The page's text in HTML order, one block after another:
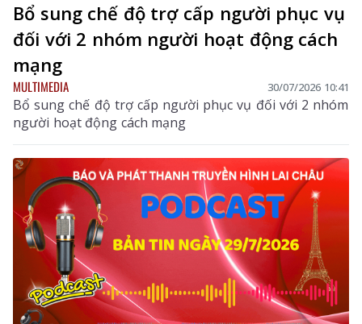
Bổ sung chế độ trợ cấp người phục vụ
đối với 2 nhóm người hoạt động cách
mạng
MULTIMEDIA 30/07/2026 10:41
Bổ sung chế độ trợ cấp người phục vụ đối với 2 nhóm
người hoạt động cách mạng